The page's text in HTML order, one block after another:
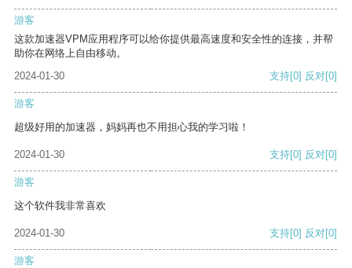
游客
这款加速器VPM应用程序可以给你提供最高速度和安全性的连接，并帮
助你在网络上自由移动。
2024-01-30
支持[0] 反对[0]
游客
超级好用的加速器，妈妈再也不用担心我的学习啦！
2024-01-30 支持[0] 反对[0]
游客
这个软件我非常喜欢
2024-01-30 支持[0] 反对[0]
游客